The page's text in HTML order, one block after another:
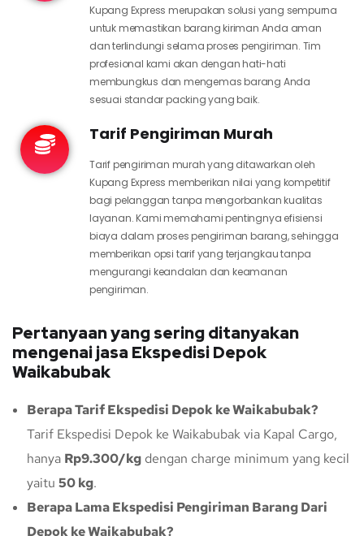
Kupang Express merupakan solusi yang sempurna
untuk memastikan barang kiriman Anda aman
dan terlindungi selama proses pengiriman. Tim
profesional kami akan dengan hati-hati
membungkus dan mengemas barang Anda
sesuai standar packing yang baik.
Tarif Pengiriman Murah
Tarif pengiriman murah yang ditawarkan oleh
Kupang Express memberikan nilai yang kompetitif
bagi pelanggan tanpa mengorbankan kualitas
layanan. Kami memahami pentingnya efisiensi
biaya dalam proses pengiriman barang, sehingga
memberikan opsi tarif yang terjangkau tanpa
mengurangi keandalan dan keamanan
pengiriman.
Pertanyaan yang sering ditanyakan
mengenai jasa Ekspedisi Depok
Waikabubak
Berapa Tarif Ekspedisi Depok ke Waikabubak?
Tarif Ekspedisi Depok ke Waikabubak via Kapal Cargo,
hanya Rp9.300/kg dengan charge minimum yang kecil
yaitu 50 kg.
Berapa Lama Ekspedisi Pengiriman Barang Dari
Depok ke Waikabubak?